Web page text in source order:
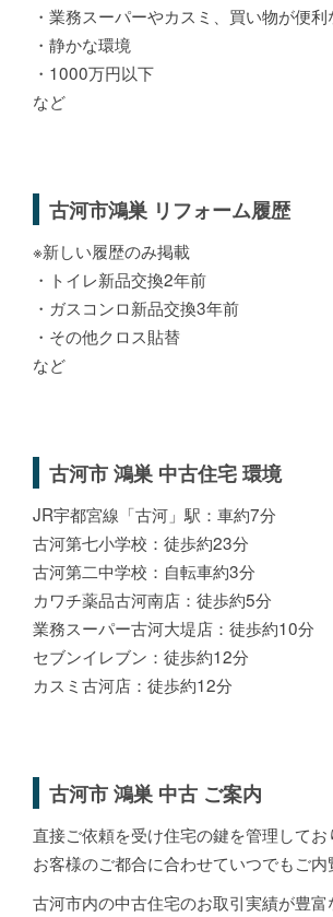
・業務スーパーやカスミ、買い物が便
・静かな環境
・1000万円以下
など
古河市鴻巣 リフォーム履歴
※新しい履歴のみ掲載
・トイレ新品交換2年前
・ガスコンロ新品交換3年前
・その他クロス貼替
など
古河市 鴻巣 中古住宅 環境
JR宇都宮線「古河」駅：車約7分
古河第七小学校：徒歩約23分
古河第二中学校：自転車約3分
カワチ薬品古河南店：徒歩約5分
業務スーパー古河大堤店：徒歩約10分
セブンイレブン：徒歩約12分
カスミ古河店：徒歩約12分
古河市 鴻巣 中古 ご案内
直接ご依頼を受け住宅の鍵を管理して
お客様のご都合に合わせていつでもご内
古河市内の中古住宅のお取引実績が豊